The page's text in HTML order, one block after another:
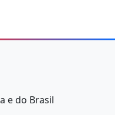
e do Brasil